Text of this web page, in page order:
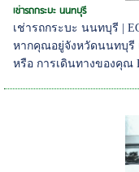
เช่ารถกระบะ นนทบุรี
เช่ารถกระบะ นนทบุรี |
หากคุณอยู่จังหวัดนนทบุรี
หรือ การเดินทางของคุณ